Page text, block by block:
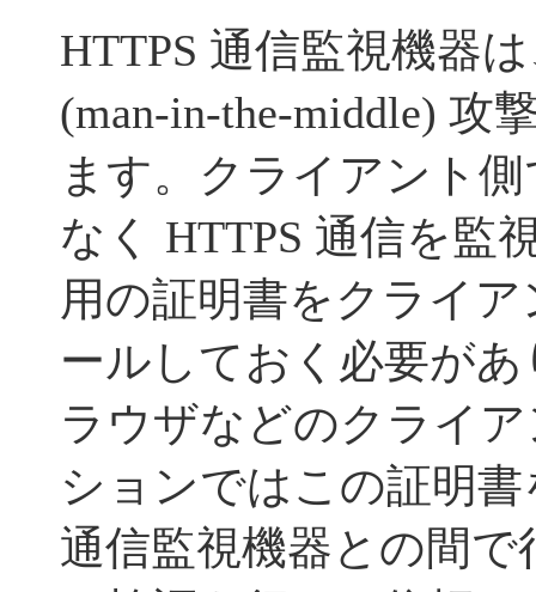
HTTPS 通信監視機器
(man-in-the-middle) 攻
ます。クライアント
なく HTTPS 通信を監
用の証明書をクライ
ールしておく必要が
ラウザなどのクライ
ションではこの証明書
通信監視機器との間